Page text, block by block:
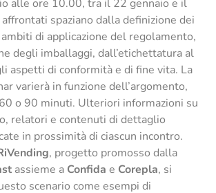
alle ore 10.00, tra il 22 gennaio e il
spaziano dalla definizione dei
di applicazione del regolamento,
degli imballaggi, dall’etichettatura al
aspetti di conformità e di fine vita. La
varierà in funzione dell’argomento,
o 90 minuti. Ulteriori informazioni su
relatori e contenuti di dettaglio
in prossimità di ciascun incontro.
, progetto promosso dalla
assieme a Confida e Corepla, si
scenario come esempi di